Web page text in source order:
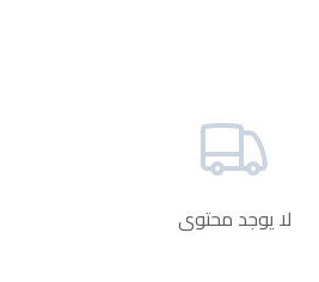
لا يوجد محتوى